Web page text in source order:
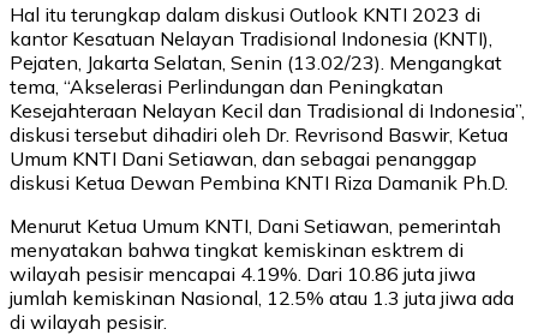
Hal itu terungkap dalam diskusi Outlook KNTI 2023 di
kantor Kesatuan Nelayan Tradisional Indonesia (KNTI),
Pejaten, Jakarta Selatan, Senin (13.02/23). Mengangkat
tema, “Akselerasi Perlindungan dan Peningkatan
Kesejahteraan Nelayan Kecil dan Tradisional di Indonesia”,
diskusi tersebut dihadiri oleh Dr. Revrisond Baswir, Ketua
Umum KNTI Dani Setiawan, dan sebagai penanggap
diskusi Ketua Dewan Pembina KNTI Riza Damanik Ph.D.
Menurut Ketua Umum KNTI, Dani Setiawan, pemerintah
menyatakan bahwa tingkat kemiskinan esktrem di
wilayah pesisir mencapai 4.19%. Dari 10.86 juta jiwa
jumlah kemiskinan Nasional, 12.5% atau 1.3 juta jiwa ada
di wilayah pesisir.